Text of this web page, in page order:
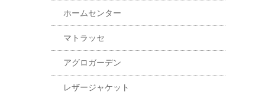
ホームセンター
マトラッセ
アグロガーデン
レザージャケット